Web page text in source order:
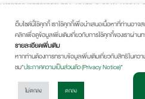
เว็บไซต์นี้ใช้คุกกี้ เราใช้คุกกี้เพื่อนำเสนอเนื้อหาที่ท่านอา
คลิกเพื่อดูข้อมูลเพิ่มเติมเกี่ยวกับการใช้คุกกี้ของเราผ่านท
รายละเอียดเพิ่มเติม
หากท่านต้องการทราบข้อมูลเพิ่มเติมเกี่ยวกับสิทธิในคว
ชม"ประกาศความเป็นส่วนตัว (Privacy Notice)"
ไม่ตกลง ตกลง
sha256_last_name:
Town', region: 'CA', postal_code: '54321', country:
item_name: 'Fancy-MaxSpeed2.0 Black',
Running Shoes', price: 100.0, quantity: 2 } ],